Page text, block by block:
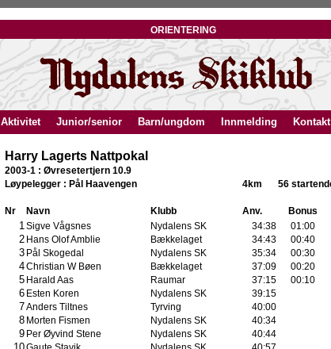
orientering
Aktivitet Junior/senior Barn/ungdom Innmelding Kontakt